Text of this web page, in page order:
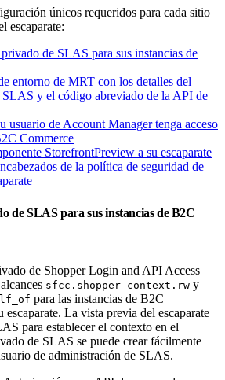
únicos requeridos para cada sitio
escaparate:
de SLAS para sus instancias de
entorno de MRT con los detalles del
y el código abreviado de la API de
usuario de Account Manager tenga acceso
Commerce
StorefrontPreview a su escaparate
de la política de seguridad de
de SLAS para sus instancias de B2C
de Shopper Login and API Access
sfcc.shopper-context.rw y
para las instancias de B2C
escaparate. La vista previa del escaparate
para establecer el contexto en el
de SLAS se puede crear fácilmente
de administración de SLAS.